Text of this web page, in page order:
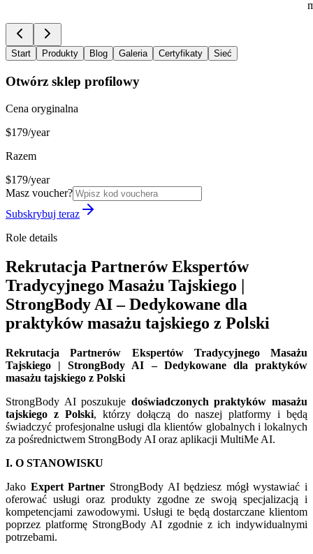
Start Produkty Blog Galeria Certyfikaty Sieć
Otwórz sklep profilowy
Cena oryginalna
$179/year
Razem
$179/year
Masz voucher?
Subskrybuj teraz
Role details
Rekrutacja Partnerów Ekspertów
Tradycyjnego Masażu Tajskiego |
StrongBody AI – Dedykowane dla
praktyków masażu tajskiego z Polski
Rekrutacja Partnerów Ekspertów Tradycyjnego Masażu
Tajskiego | StrongBody AI – Dedykowane dla praktyków
masażu tajskiego z Polski
StrongBody AI poszukuje doświadczonych praktyków masażu
tajskiego z Polski, którzy dołączą do naszej platformy i będą
świadczyć profesjonalne usługi dla klientów globalnych i lokalnych
za pośrednictwem StrongBody AI oraz aplikacji MultiMe AI.
I. O STANOWISKU
Jako Expert Partner StrongBody AI będziesz mógł wystawiać i
oferować usługi oraz produkty zgodne ze swoją specjalizacją i
kompetencjami zawodowymi. Usługi te będą dostarczane klientom
poprzez platformę StrongBody AI zgodnie z ich indywidualnymi
potrzebami.